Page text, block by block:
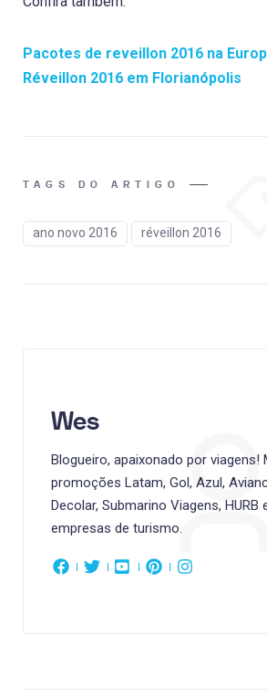
Pacotes de reveillon 2016 na
Réveillon 2016 em Florianópolis
TAGS DO ARTIGO
ano novo 2016 réveillon 2016
Wes
Blogueiro, apaixonado por viagens!
promoções Latam, Gol, Azul,
Decolar, Submarino Viagens, HURB
empresas de turismo.